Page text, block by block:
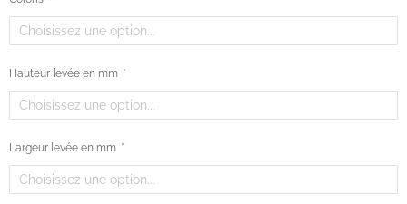
Hauteur levée en mm
Largeur levée en mm
Moyens de paiement
Google Reviews
3.2